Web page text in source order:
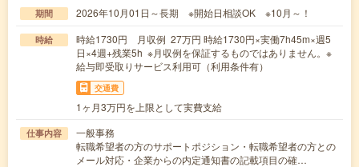
期間 2026年10月01日～長期 ※開始日相談OK ※10月～！
時給
時給1730円 月収例 27万円 時給1730円×実働7h45m×週5
日×4週+残業5h ※月収例を保証するものではありません。※
給与即受取りサービス利用可（利用条件有）
交通費
1ヶ月3万円を上限として実費支給
仕事内容
一般事務
転職希望者の方のサポートポジション・転職希望者の方との
メール対応・企業からの内定通知書の記載項目の確…